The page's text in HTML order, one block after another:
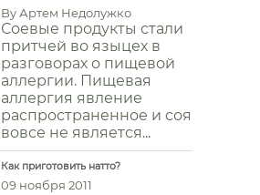
By Артем Недолужко
Соевые продукты стали
притчей во языцех в
разговорах о пищевой
аллергии. Пищевая
аллергия явление
распространенное и соя
вовсе не является...
Как приготовить натто?
09 ноября 2011